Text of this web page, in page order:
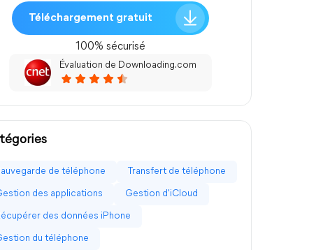
Téléchargement gratuit
100% sécurisé
Évaluation de Downloading.com
de téléphone Transfert de téléphone
des applications Gestion d'iCloud
des données iPhone
du téléphone